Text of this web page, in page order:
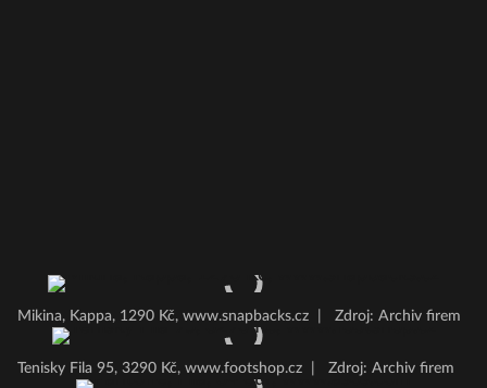
Mikina, Kappa, 1290 Kč, www.snapbacks.cz Zdroj: Archiv firem
Tenisky Fila 95, 3290 Kč, www.footshop.cz Zdroj: Archiv firem